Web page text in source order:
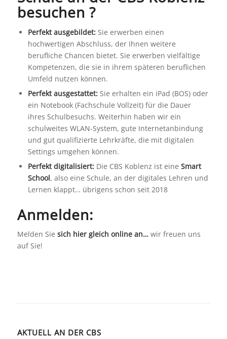
besuchen ?
Perfekt ausgebildet:Sie erwerben einen
hochwertigen Abschluss, der Ihnen weitere
berufliche Chancen bietet. Sie erwerben vielfältige
Kompetenzen, die sie in ihrem späteren beruflichen
Umfeld nutzen können.
Perfekt ausgestattet:Sie erhalten ein iPad (BOS) oder
ein Notebook (Fachschule Vollzeit) für die Dauer
ihres Schulbesuchs. Weiterhin haben wir ein
schulweites WLAN-System, gute Internetanbindung
und gut qualifizierte Lehrkräfte, die mit digitalen
Settings umgehen können.
Perfekt digitalisiert:Die CBS Koblenz ist eine Smart
School, also eine Schule, an der digitales Lehren und
Lernen klappt… übrigens schon seit 2018
Anmelden:
Melden Sie sich hier gleich online an…wir freuen uns
auf Sie!
AKTUELL AN DER CBS